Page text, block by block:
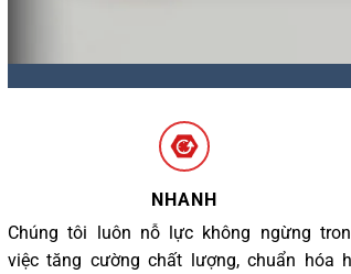
NHANH
Chúng tôi luôn nỗ lực không ngừng
việc tăng cường chất lượng, chuẩn hóa